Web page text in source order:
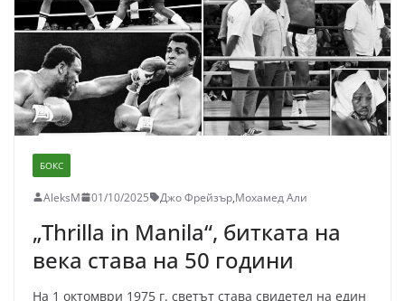
БОКС
AleksM 01/10/2025 Джо Фрейзър,Мохамед Али
„Thrilla in Manila“, битката на
века става на 50 години
На 1 октомври 1975 г. светът става свидетел на един